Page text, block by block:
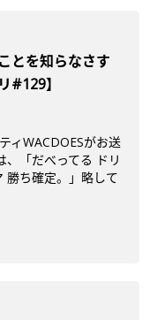
とを知らなさす
#129】
ィWACDOESがお送
、「だべってる ドリ
勝ち確定。」略して